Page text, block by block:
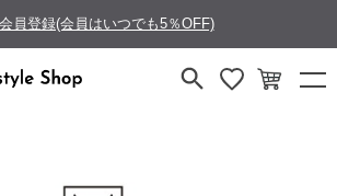
員登録(会員はいつでも5％OFF)